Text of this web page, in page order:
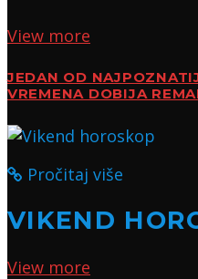
View more
JEDAN OD
VREMENA DOBIJA
Pročitaj više
VIKEND
View more